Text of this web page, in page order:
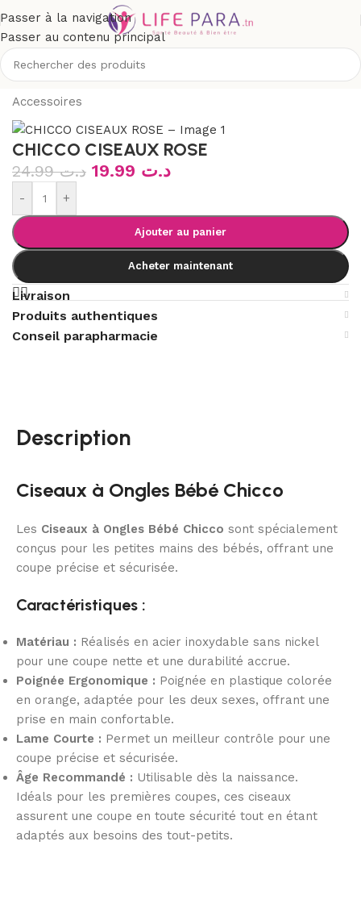
Passer à la navigation
Passer au contenu principal
Accueil/Boutique/Bébé et maman/Puériculture/
Accessoires
CHICCO CISEAUX ROSE
د.ت24.99 د.ت
- +
Ajouter au panier
Acheter maintenant
Livraison
Produits authentiques
Conseil parapharmacie
Description
Ciseaux à Ongles Bébé Chicco
Les Ciseaux à Ongles Bébé Chicco sont spécialement
conçus pour les petites mains des bébés, offrant une
coupe précise et sécurisée.
Caractéristiques :
Matériau : Réalisés en acier inoxydable sans nickel
pour une coupe nette et une durabilité accrue.
Poignée Ergonomique : Poignée en plastique colorée
en orange, adaptée pour les deux sexes, offrant une
prise en main confortable.
Lame Courte : Permet un meilleur contrôle pour une
coupe précise et sécurisée.
Âge Recommandé : Utilisable dès la naissance.
Idéals pour les premières coupes, ces ciseaux
assurent une coupe en toute sécurité tout en étant
adaptés aux besoins des tout-petits.